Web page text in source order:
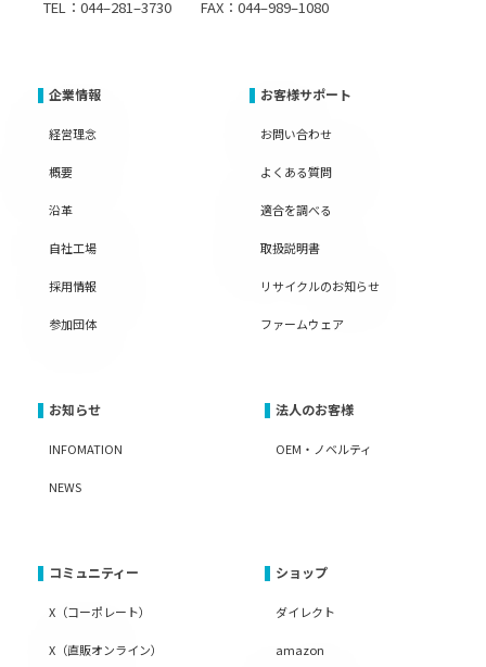
TEL：044–281–3730 FAX：044–989–1080
企業情報
経営理念
概要
沿革
自社工場
採用情報
参加団体
お客様サポート
お問い合わせ
よくある質問
適合を調べる
取扱説明書
リサイクルのお知らせ
ファームウェア
お知らせ
INFOMATION
NEWS
法人のお客様
OEM・ノベルティ
コミュニティー
X（コーポレート）
X（直販オンライン）
ショップ
ダイレクト
amazon